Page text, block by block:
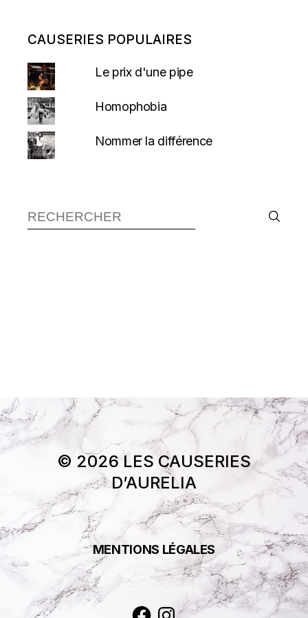
CAUSERIES POPULAIRES
Le prix d'une pipe
Homophobia
Nommer la différence
Recherche :
© 2026 LES CAUSERIES
D’AURELIA
MENTIONS LÉGALES
Facebook
Instagram